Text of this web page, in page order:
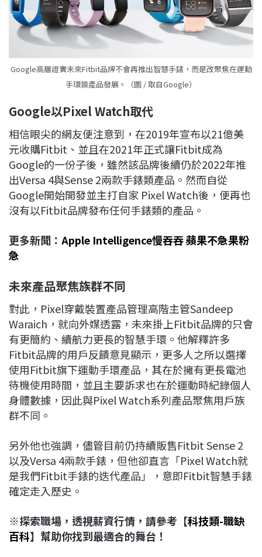
Google高層證實未來Fitbit品牌不會再推出智慧手錶，而是改聚焦在運動
手環類產品發展。（圖 / 取自Google）
Google以Pixel Watch取代
相信眼尖的網友便注意到，在2019年宣布以21億美
元收購Fitbit、並且在2021年正式讓Fitbit成為
Google的一份子後，雖然該品牌後續仍於2022年推
出Versa 4與Sense 2兩款手錶類產品。然而自從
Google開始開發並主打自家 Pixel Watch後，便再也
沒有以Fitbit品牌發布任何手錶類的產品。
更多新聞： Apple Intelligence慢吞吞 蘋果不急果粉
急
未來產品聚焦族群不同
對此，Pixel穿戴裝置產品管理高階主管Sandeep
Waraich，就向外媒透露，未來掛上Fitbit品牌的只會
有更簡約、續航力更長的智慧手環。他解釋許多
Fitbit品牌的用戶反饋意見顯示，更多人之所以選擇
使用Fitbit旗下運動手環產品，其在於擁有更長電池
待機使用時間，並且主要訴求也在於運動時紀錄個人
身體數據，因此與Pixel Watch系列產品聚焦用戶族
群不同。
另外他也強調，儘管目前仍持續販售Fitbit Sense 2
以及Versa 4兩款手錶，但他卻直言「Pixel Watch就
是我們Fitbit手錶的迭代產品」，意即Fitbit智慧手錶
確定走入歷史。
※探索職場，透視薪資行情，請參考【科技類-職缺
百科】幫助你找到最適合的舞台！